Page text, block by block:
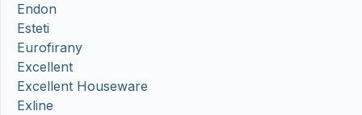
Endon
Esteti
Eurofirany
Excellent
Excellent Houseware
Exline